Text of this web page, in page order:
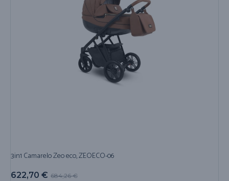
3in1 Camarelo Zeo eco, ZEOECO-06
684,26€
622,70 €